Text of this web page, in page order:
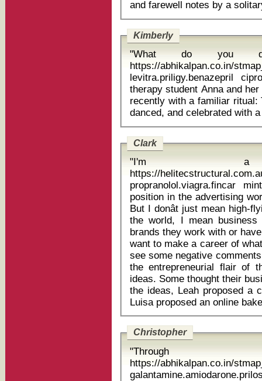
Kimberly
"What do you
https://abhikalpan.co.in/
levitra.priligy.benazepril
therapy student Anna and
recently with a familiar
Clark
"I'm a
https://
propranolol.viagra.fincar mint
position in the advertising
But I donât just mean high-
the world, I mean
brands they work with or
want to make a career of
see some negative
the entrepreneurial flair of
ideas. Some thought their
the ideas, Leah proposed a
Christopher
https://abhikalpan.co.in/